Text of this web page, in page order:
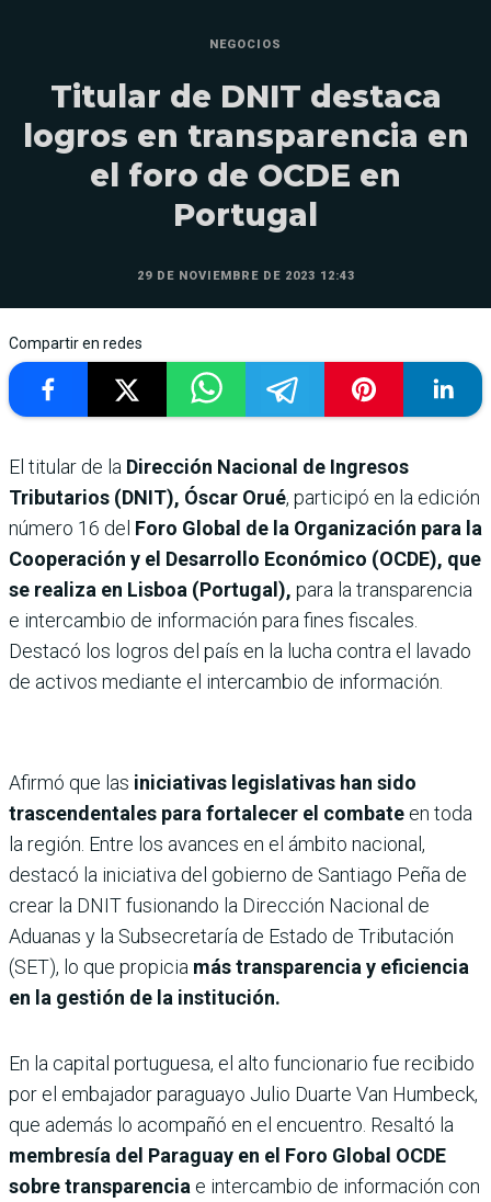
NEGOCIOS
Titular de DNIT destaca
logros en transparencia en
el foro de OCDE en
Portugal
29 DE NOVIEMBRE DE 2023 12:43
Compartir en redes
El titular de la Dirección Nacional de Ingresos
Tributarios (DNIT), Óscar Orué, participó en la edición
número 16 del Foro Global de la Organización para la
Cooperación y el Desarrollo Económico (OCDE), que
se realiza en Lisboa (Portugal), para la transparencia
e intercambio de información para fines fiscales.
Destacó los logros del país en la lucha contra el lavado
de activos mediante el intercambio de información.
Afirmó que las iniciativas legislativas han sido
trascendentales para fortalecer el combate en toda
la región. Entre los avances en el ámbito nacional,
destacó la iniciativa del gobierno de Santiago Peña de
crear la DNIT fusionando la Dirección Nacional de
Aduanas y la Subsecretaría de Estado de Tributación
(SET), lo que propicia más transparencia y eficiencia
en la gestión de la institución.
En la capital portuguesa, el alto funcionario fue recibido
por el embajador paraguayo Julio Duarte Van Humbeck,
que además lo acompañó en el encuentro. Resaltó la
membresía del Paraguay en el Foro Global OCDE
sobre transparencia e intercambio de información con